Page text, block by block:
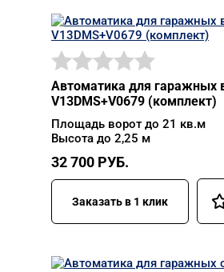
Автоматика для гаражных
V13DMS+V0679 (комплект)
Площадь ворот до 21 кв.м
Высота до 2,25 м
32 700 РУБ.
Заказать в 1 клик